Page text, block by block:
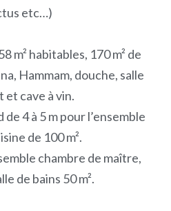
etc…)
m² habitables, 170 m² de
Hammam, douche, salle
et cave à vin.
4 à 5 m pour l’ensemble
de 100 m².
chambre de maître,
de bains 50 m².